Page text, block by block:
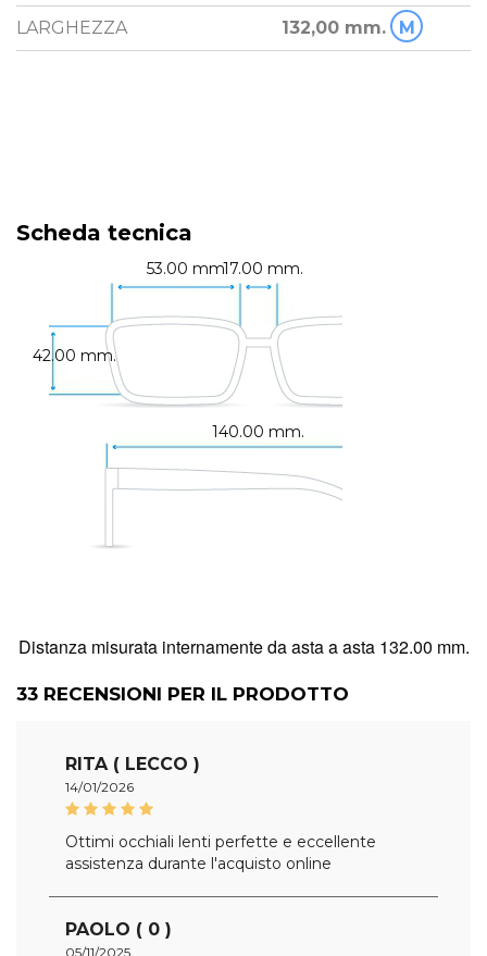
LARGHEZZA 132,00 mm. M
Scheda tecnica
53.00 mm.17.00 mm.
140.00 mm.
42.00 mm.
Distanza misurata internamente da asta a asta 132.00 mm.
33 RECENSIONI PER IL PRODOTTO
RITA ( LECCO )
14/01/2026
Ottimi occhiali lenti perfette e eccellente
assistenza durante l'acquisto online
PAOLO ( 0 )
05/11/2025